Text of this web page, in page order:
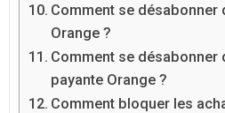
Comment se désabonner
Orange ?
Comment se désabonner
payante Orange ?
Comment bloquer les